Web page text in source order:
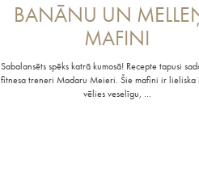
BANĀNU UN
MAFINI
Sabalansēts spēks katrā kumosā! Recepte tapusi
fitnesa treneri Madaru Meieri. Šie mafini ir lieliska
vēlies veselīgu, …